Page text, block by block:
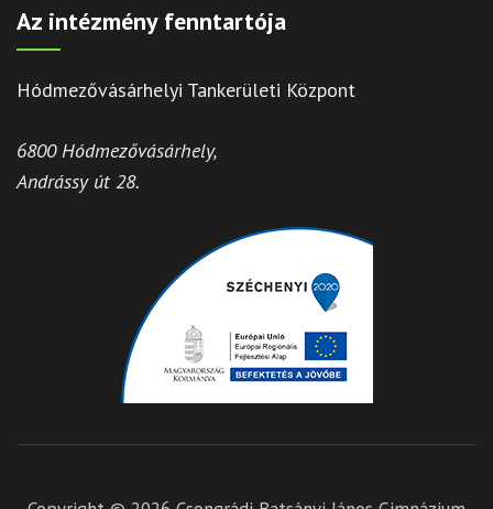
Az intézmény fenntartója
Hódmezővásárhelyi Tankerületi Központ
6800 Hódmezővásárhely,
Andrássy út 28.